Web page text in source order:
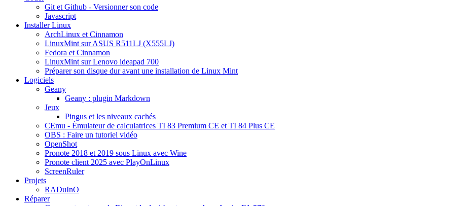
Git et Github - Versionner son code
Javascript
Installer Linux
ArchLinux et Cinnamon
LinuxMint sur ASUS R511LJ (X555LJ)
Fedora et Cinnamon
LinuxMint sur Lenovo ideapad 700
Préparer son disque dur avant une installation de Linux Mint
Logiciels
Geany
Geany : plugin Markdown
Jeux
Pingus et les niveaux cachés
CEmu - Émulateur de calculatrices TI 83 Premium CE et TI 84 Plus CE
OBS : Faire un tutoriel vidéo
OpenShot
Pronote 2018 et 2019 sous Linux avec Wine
Pronote client 2025 avec PlayOnLinux
ScreenRuler
Projets
RADuInO
Réparer